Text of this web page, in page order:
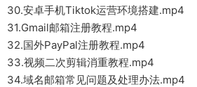
30.安卓手机Tiktok运营环境搭建.mp4
31.Gmail邮箱注册教程.mp4
32.国外PayPal注册教程.mp4
33.视频二次剪辑消重教程.mp4
34.域名邮箱常见问题及处理办法.mp4